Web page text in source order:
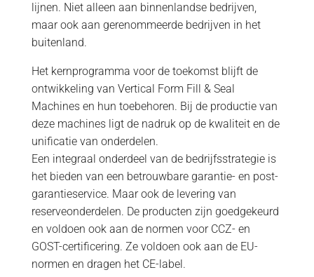
lijnen. Niet alleen aan binnenlandse bedrijven,
maar ook aan gerenommeerde bedrijven in het
buitenland.
Het kernprogramma voor de toekomst blijft de
ontwikkeling van Vertical Form Fill & Seal
Machines en hun toebehoren. Bij de productie van
deze machines ligt de nadruk op de kwaliteit en de
unificatie van onderdelen.
Een integraal onderdeel van de bedrijfsstrategie is
het bieden van een betrouwbare garantie- en post-
garantieservice. Maar ook de levering van
reserveonderdelen. De producten zijn goedgekeurd
en voldoen ook aan de normen voor CCZ- en
GOST-certificering. Ze voldoen ook aan de EU-
normen en dragen het CE-label.